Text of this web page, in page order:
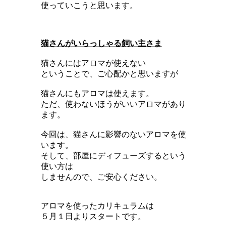
使っていこうと思います。
猫さんがいらっしゃる飼い主さま
猫さんにはアロマが使えない
ということで、ご心配かと思いますが
猫さんにもアロマは使えます。
ただ、使わないほうがいいアロマがあり
ます。
今回は、猫さんに影響のないアロマを使
います。
そして、部屋にディフューズするという
使い方は
しませんので、ご安心ください。
アロマを使ったカリキュラムは
５月１日よりスタートです。